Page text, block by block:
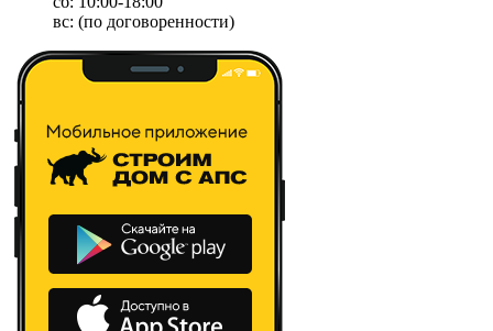
вс: (по договоренности)